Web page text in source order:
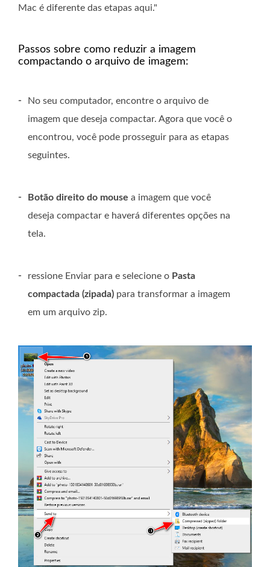
Mac é diferente das etapas aqui."
Passos sobre como reduzir a imagem
compactando o arquivo de imagem:
-
No seu computador, encontre o arquivo de
imagem que deseja compactar. Agora que você o
encontrou, você pode prosseguir para as etapas
seguintes.
- Botão direito do mouse a imagem que você
deseja compactar e haverá diferentes opções na
tela.
- ressione Enviar para e selecione o Pasta
compactada (zipada) para transformar a imagem
em um arquivo zip.